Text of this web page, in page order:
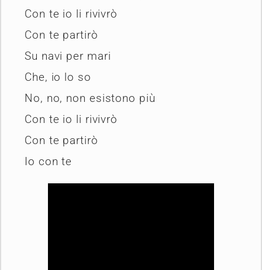
Con te io li rivivrò
Con te partirò
Su navi per mari
Che, io lo so
No, no, non esistono più
Con te io li rivivrò
Con te partirò
Io con te